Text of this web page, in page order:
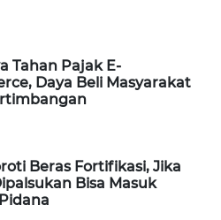
Tahan Pajak E-
Daya Beli Masyarakat
Beras Fortifikasi, Jika
Bisa Masuk